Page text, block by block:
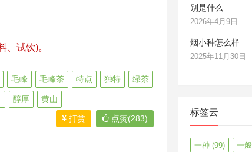
、试饮)。
毛峰 毛峰茶 特点 独特 绿茶
醇厚 黄山
打赏 点赞(283)
别是什么
2026年4月9日
烟小种怎么样
2025年11月30日
标签云
一种 (99) 一般